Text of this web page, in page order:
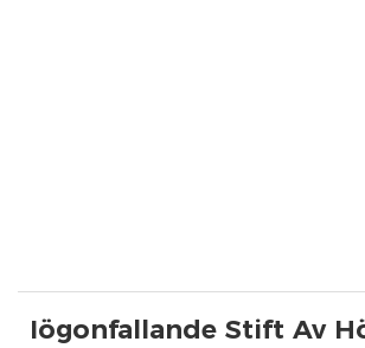
Iögonfallande Stift Av